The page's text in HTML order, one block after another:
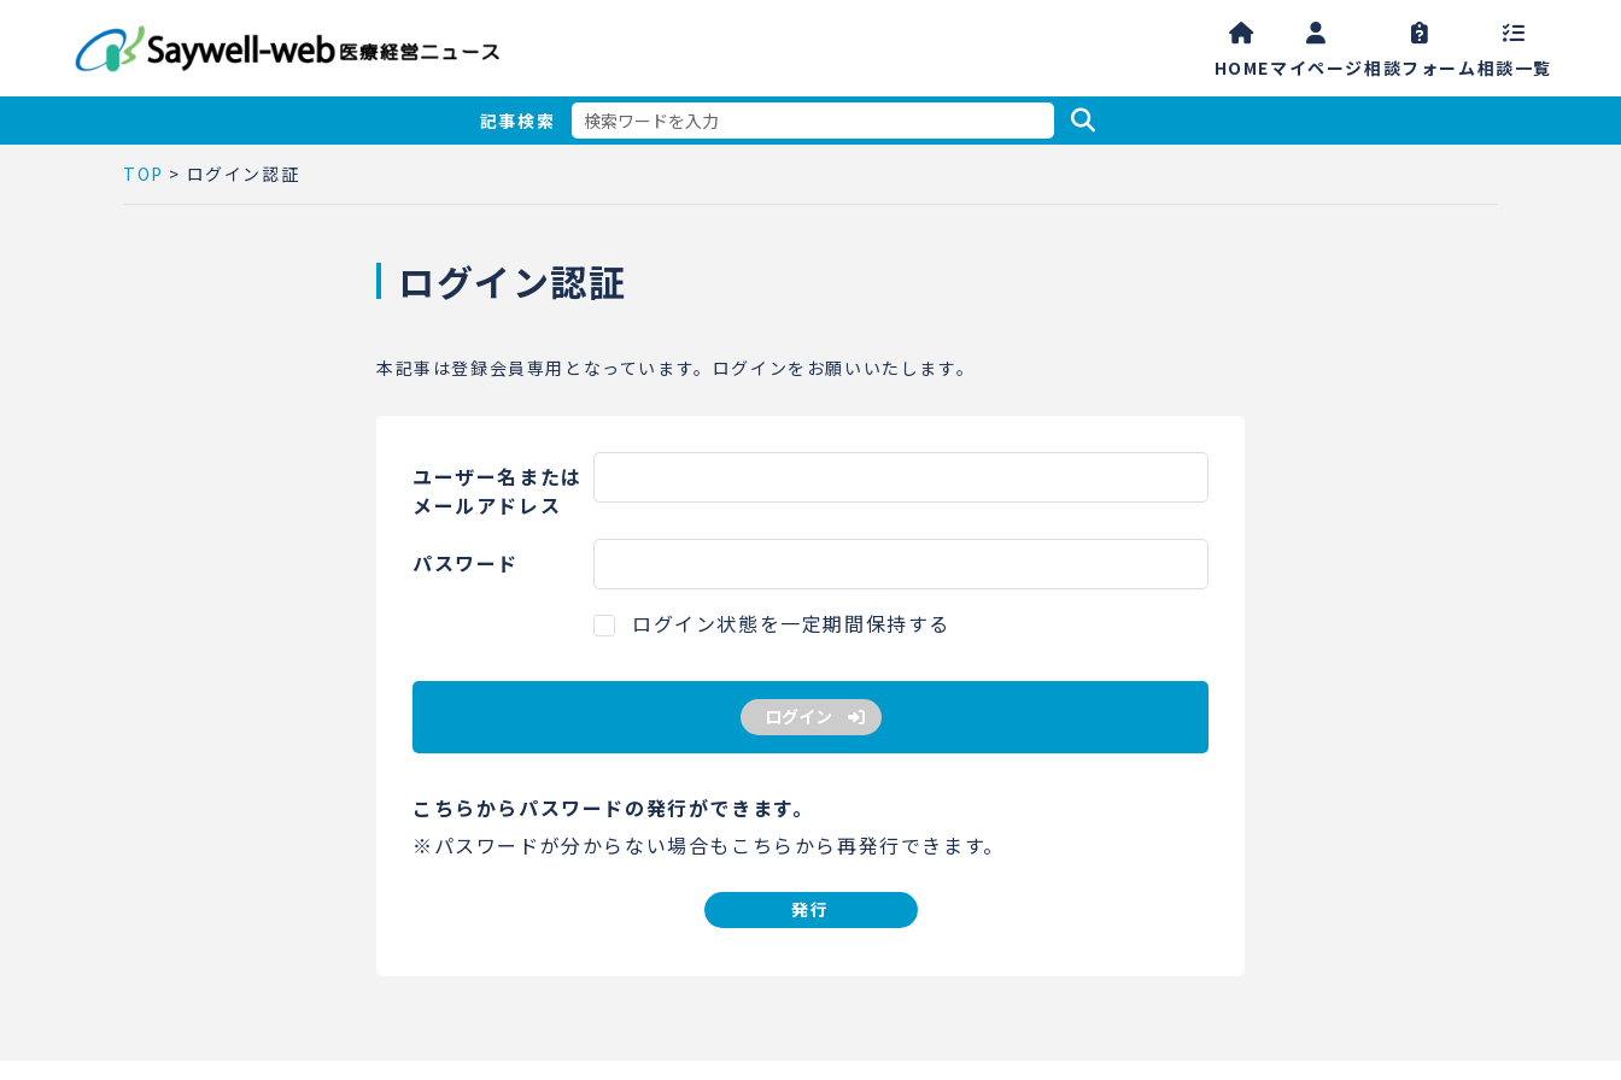
HOMEマイページ相談フォーム相談一覧
記事検索
TOP > ログイン認証
ログイン認証
本記事は登録会員専用となっています。ログインをお願いいたします。
ユーザー名または
メールアドレス
パスワード
ログイン状態を一定期間保持する
ログイン
こちらからパスワードの発行ができます。
※パスワードが分からない場合もこちらから再発行できます。
発行